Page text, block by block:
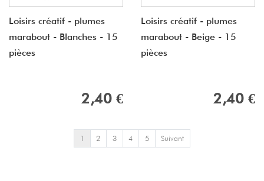
Loisirs créatif - plumes
marabout - Blanches - 15
pièces
2,40 €
Loisirs créatif - plumes
marabout - Beige - 15
pièces
2,40 €
1 2 3 4 5 Suivant